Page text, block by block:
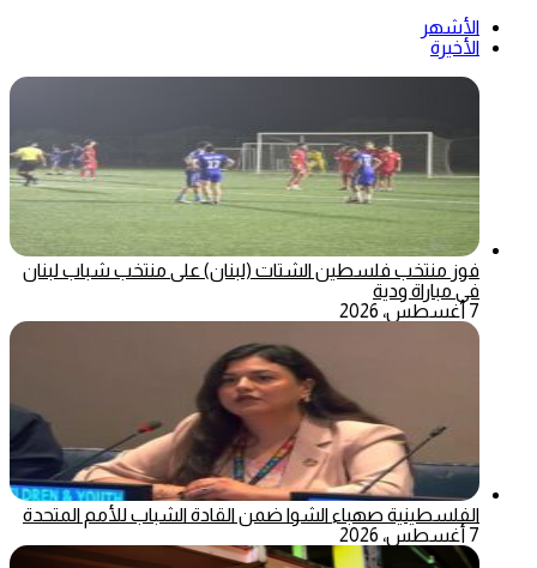
الأشهر
الأخيرة
فوز منتخب فلسطين الشتات (لبنان) على منتخب شباب لبنان
في مباراة ودية
7 أغسطس، 2026
الفلسطينية صهباء الشوا ضمن القادة الشباب للأمم المتحدة
7 أغسطس، 2026